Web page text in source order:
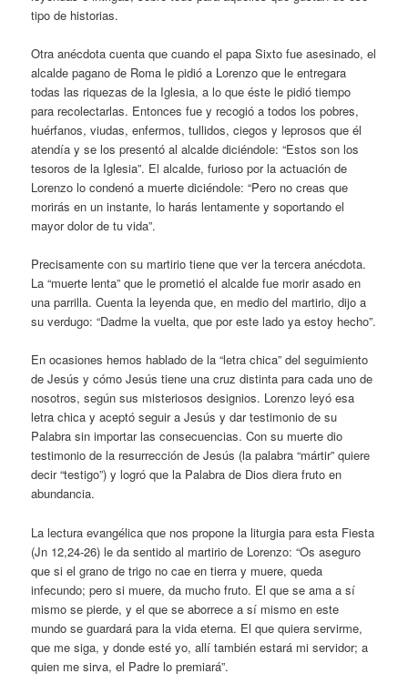
tipo de historias.
Otra anécdota cuenta que cuando el papa Sixto fue asesinado, el
alcalde pagano de Roma le pidió a Lorenzo que le entregara
todas las riquezas de la Iglesia, a lo que éste le pidió tiempo
para recolectarlas. Entonces fue y recogió a todos los pobres,
huérfanos, viudas, enfermos, tullidos, ciegos y leprosos que él
atendía y se los presentó al alcalde diciéndole: “Estos son los
tesoros de la Iglesia”. El alcalde, furioso por la actuación de
Lorenzo lo condenó a muerte diciéndole: “Pero no creas que
morirás en un instante, lo harás lentamente y soportando el
mayor dolor de tu vida”.
Precisamente con su martirio tiene que ver la tercera anécdota.
La “muerte lenta” que le prometió el alcalde fue morir asado en
una parrilla. Cuenta la leyenda que, en medio del martirio, dijo a
su verdugo: “Dadme la vuelta, que por este lado ya estoy hecho”.
En ocasiones hemos hablado de la “letra chica” del seguimiento
de Jesús y cómo Jesús tiene una cruz distinta para cada uno de
nosotros, según sus misteriosos designios. Lorenzo leyó esa
letra chica y aceptó seguir a Jesús y dar testimonio de su
Palabra sin importar las consecuencias. Con su muerte dio
testimonio de la resurrección de Jesús (la palabra “mártir” quiere
decir “testigo”) y logró que la Palabra de Dios diera fruto en
abundancia.
La lectura evangélica que nos propone la liturgia para esta Fiesta
(Jn 12,24-26) le da sentido al martirio de Lorenzo: “Os aseguro
que si el grano de trigo no cae en tierra y muere, queda
infecundo; pero si muere, da mucho fruto. El que se ama a sí
mismo se pierde, y el que se aborrece a sí mismo en este
mundo se guardará para la vida eterna. El que quiera servirme,
que me siga, y donde esté yo, allí también estará mi servidor; a
quien me sirva, el Padre lo premiará”.